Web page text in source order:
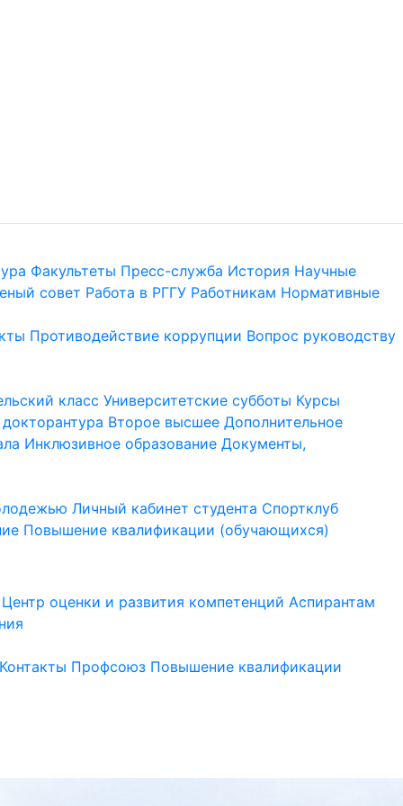
Факультеты Пресс-служба История Научные
совет Работа в РГГУ Работникам Нормативные
Противодействие коррупции Вопрос руководству
класс Университетские субботы Курсы
Второе высшее Дополнительное
Инклюзивное образование Документы,
Личный кабинет студента Спортклуб
Повышение квалификации (обучающихся)
Центр оценки и развития компетенций Аспирантам
Контакты Профсоюз Повышение квалификации